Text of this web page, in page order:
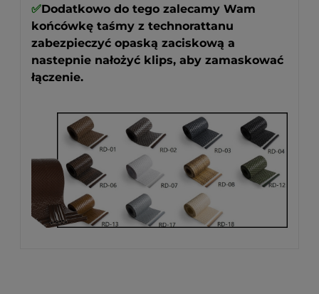
✅Dodatkowo do tego zalecamy Wam
końcówkę taśmy z technorattanu
zabezpieczyć opaską zaciskową a
nastepnie nałożyć klips, aby zamaskować
łączenie.